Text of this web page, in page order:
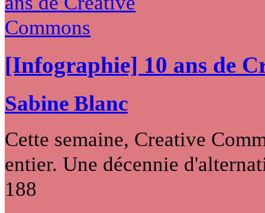
[Infographie] 10 ans de
Sabine Blanc
Cette semaine, Creative
entier. Une décennie
188